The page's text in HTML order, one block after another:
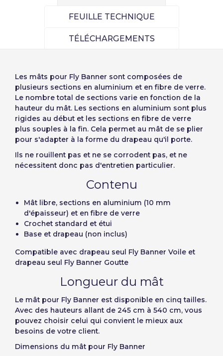
Utilisateur (VAT):
Mot de passe:
Mémoriser le mot de passe:
Accès
Récupérer le mot de passe
Créer compte
langue
Español
English
Português
Français
Deutsch
Italiano
Sverige
Denmark
Slovenija
Finnish
Slovenčina (Slovak)
Norway
FEUILLE TECHNIQUE
TÉLÉCHARGEMENTS
Les mâts pour Fly Banner sont composées de
plusieurs sections en aluminium et en fibre de verre.
Le nombre total de sections varie en fonction de la
hauteur du mât. Les sections en aluminium sont plus
rigides au début et les sections en fibre de verre
plus souples à la fin. Cela permet au mât de se plier
pour s'adapter à la forme du drapeau qu'il porte.
Ils ne rouillent pas et ne se corrodent pas, et ne
nécessitent donc pas d'entretien particulier.
Contenu
Mât libre, sections en aluminium (10 mm
d'épaisseur) et en fibre de verre
Crochet standard et étui
Base et drapeau (non inclus)
Compatible avec drapeau seul Fly Banner Voile et
drapeau seul Fly Banner Goutte
Longueur du mât
Le mât pour Fly Banner est disponible en cinq tailles.
Avec des hauteurs allant de 245 cm à 540 cm, vous
pouvez choisir celui qui convient le mieux aux
besoins de votre client.
Dimensions du mât pour Fly Banner
Precios por unidad
Unités
Prix unitaire
Añadiendo producto al carrito
Espera, por favor
Espere, por favor